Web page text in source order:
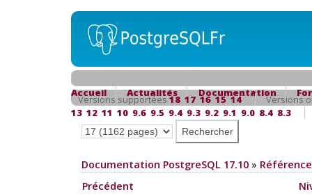
Accueil Actualités Documentation
Versions supportées18 17 16 15 14
Versions
13 12 11 10 9.6 9.5 9.4 9.3 9.2 9.1 9.0 8.4 8.3
Documentation PostgreSQL 17.10» Référence
Précédent